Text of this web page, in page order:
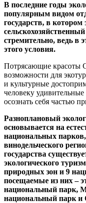
В последние годы
популярным видом
государств, в котором
сельскохозяйственный
стремительно, ведь в
этого условия.
Потрясающие красоты
возможности для
и культурные
человеку
осознать себя частью
Разноплановый
основывается на
национальных
винодельческого
государства
экологического
природных зон и 9
посещаемые из них –
национальный парк,
национальный парк и